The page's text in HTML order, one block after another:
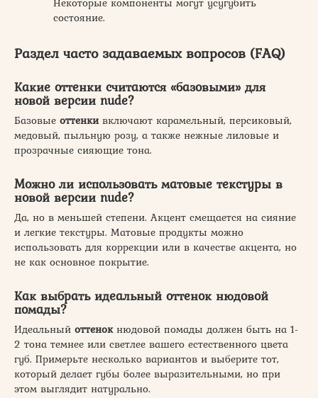
состояние.
Раздел часто задаваемых вопросов (FAQ)
Какие оттенки считаются «базовыми» для
новой версии nude?
Базовые оттенкивключают карамельный, персиковый,
медовый, пыльную розу, а также нежные лиловые и
прозрачные сияющие тона.
Можно ли использовать матовые текстуры в
новой версии nude?
Да, но в меньшей степени. Акцент смещается на сияние
и легкие текстуры. Матовые продукты можно
использовать для коррекции или в качестве акцента, но
не как основное покрытие.
Как выбрать идеальный оттенокнюдовой
помады?
Идеальный оттенокнюдовой помады должен быть на 1-
2 тона темнее или светлее вашего естественного цвета
губ. Примерьте несколько вариантов и выберите тот,
который делает губы более выразительными, но при
этом выглядит натурально.